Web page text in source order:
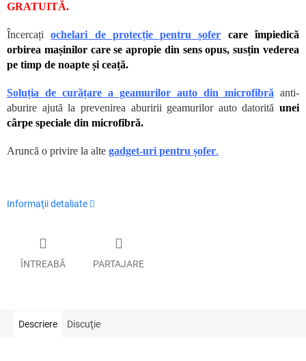
GRATUITĂ.
Încercațiochelari de protecție pentru șofer
care împiedică
orbirea mașinilor care se apropie din sens opus, susțin vederea
pe timp de noapte și ceață.
Soluția de curățare a geamurilor auto din microfibră anti-
aburire ajută la prevenirea aburirii geamurilor auto datorită unei
cârpe speciale din microfibră.
Aruncă o privire la alte gadget-uri pentru șofer.
Informaţii detaliate
ÎNTREABĂ PARTAJARE
Descriere Discuţie